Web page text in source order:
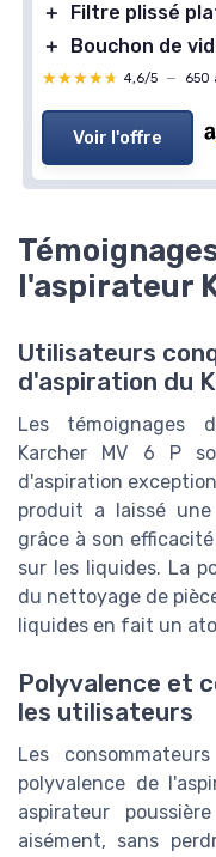
＋
Filtre plissé
＋
Bouchon de
★★★★★
★★★★★ 4,6/5 — 650
Voir l'offre
l'aspirateur
Utilisateurs
d'aspiration du
Les témoignages
Karcher MV 6 P
d'aspiration
produit a laissé
grâce à son
sur les liquides. La
du nettoyage de
liquides en fait un
Polyvalence et
les utilisateurs
Les
polyvalence de
aspirateur
aisément, sans